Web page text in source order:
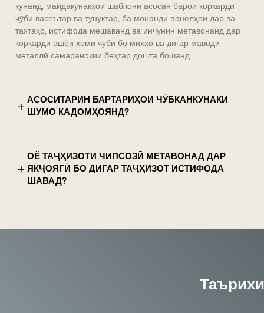
кунанд; майдакунакҳои шаблонӣ асосан барои коркарди
чӯби васеътар ва тунуктар, ба монанди панелҳои дар ва
тахтаҳо, истифода мешаванд ва инчунин метавонанд дар
коркарди ашёи хоми чӯбӣ бо михҳо ва дигар маводи
металлӣ самаранокии беҳтар дошта бошанд.
＋АСОСИТАРИН БАРТАРИҲОИ ЧӮБКАНКУНАКИ
ШУМО КАДОМҲОЯНД?
＋
ОЁ ТАҶҲИЗОТИ ЧИПСОЗӢ МЕТАВОНАД ДАР
ЯКҶОЯГӢ БО ДИГАР ТАҶҲИЗОТ ИСТИФОДА
ШАВАД?